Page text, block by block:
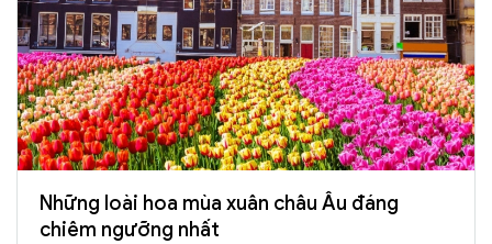
Những loài hoa mùa xuân châu Âu đáng
chiêm ngưỡng nhất